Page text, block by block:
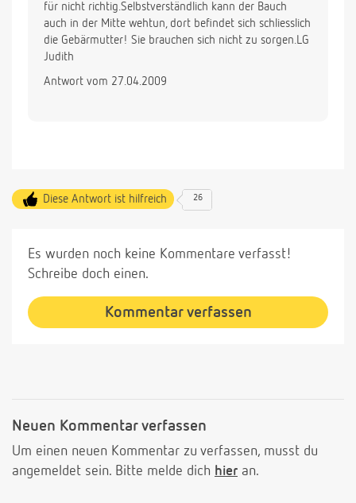
für nicht richtig.Selbstverständlich kann der Bauch
auch in der Mitte wehtun, dort befindet sich schliesslich
die Gebärmutter! Sie brauchen sich nicht zu sorgen.LG
Judith
Antwort vom 27.04.2009
Diese Antwort ist hilfreich 26
Es wurden noch keine Kommentare verfasst!
Schreibe doch einen.
Kommentar verfassen
Neuen Kommentar verfassen
Um einen neuen Kommentar zu verfassen, musst du
angemeldet sein. Bitte melde dich hier an.